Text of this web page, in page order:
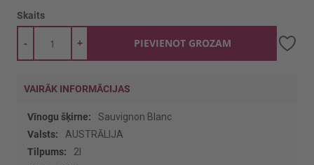
Skaits
+
- PIEVIENOT GROZAM
VAIRĀK INFORMĀCIJAS
Vairāk
informācijas
Sauvignon Blanc
AUSTRĀLIJA
2l